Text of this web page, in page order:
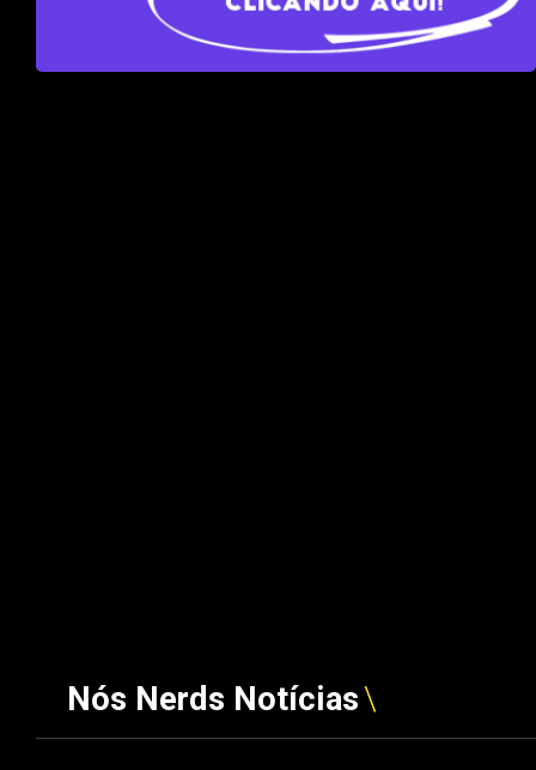
Nós Nerds Notícias